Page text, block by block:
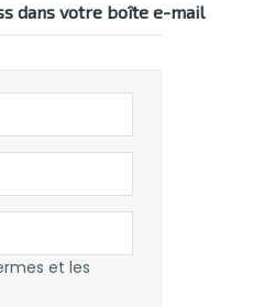
dans votre boîte e-mail
et les